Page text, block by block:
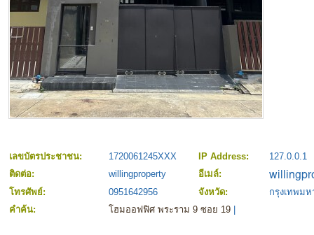
เลขบัตรประชาชน: 1720061245XXX IP Address:
127.0.0.1
ติดต่อ:
willingproperty
อีเมล์:
โทรศัพย์:
0951642956 จังหวัด:
กรุงเทพม
คำค้น:
โฮมออฟฟิศ พระราม 9 ซอย 19